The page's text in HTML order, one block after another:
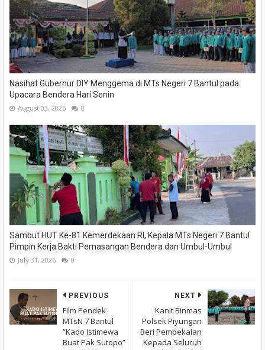
Nasihat Gubernur DIY Menggema di MTs Negeri 7 Bantul pada
Upacara Bendera Hari Senin
August 03, 2026 0
Sambut HUT Ke-81 Kemerdekaan RI, Kepala MTs Negeri 7 Bantul
Pimpin Kerja Bakti Pemasangan Bendera dan Umbul-Umbul
July 31, 2026 0
NEXT
Kanit Binmas
Polsek Piyungan
Beri Pembekalan
Kepada Seluruh
PREVIOUS
Film Pendek
MTsN 7 Bantul
“Kado Istimewa
Buat Pak Sutopo”